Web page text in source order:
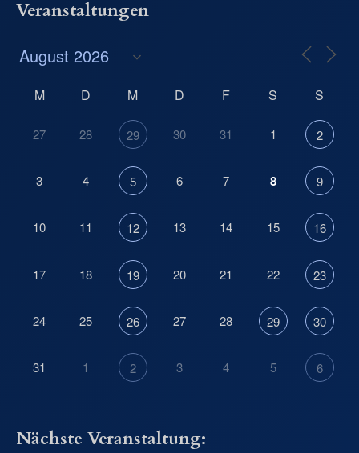
Veranstaltungen
M D M D F S S
27 28 29 30 31 1 2
3 4 5 6 7 8 9
10 11 12 13 14 15 16
17 18 19 20 21 22 23
24 25 26 27 28 29 30
31 1 2 3 4 5 6
Nächste Veranstaltung: